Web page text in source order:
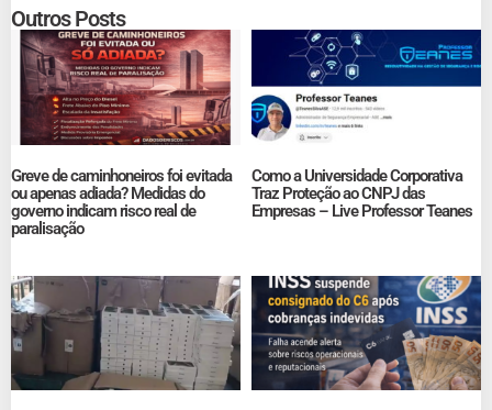
Outros Posts
Greve de caminhoneiros foi evitada
ou apenas adiada? Medidas do
governo indicam risco real de
paralisação
Como a Universidade Corporativa
Traz Proteção ao CNPJ das
Empresas – Live Professor Teanes